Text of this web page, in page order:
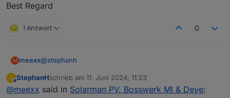
Best Regard
1 Antwort 0
M meexx@stephanh
Hi, falls es dir um die ModbusRegister geht, habe ich
da ein paar rausgefunden. Ich nutze den SofarSolar
S
Offline
StephanHschrieb am 11. Juni 2024, 11:23
zuletzt editiert von
@meexx said in Solarman PV, Bosswerk MI & Deye: